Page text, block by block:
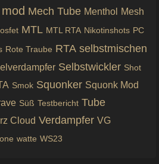
Mech Tube Menthol
Mesh
MTL MTL RTA Nikotinshots PC
Rote Traube RTA selbstmischen
Selbstwickler Shot
Smok Squonker Squonk Mod
Süß Testbericht Tube
Cloud Verdampfer VG
watte WS23